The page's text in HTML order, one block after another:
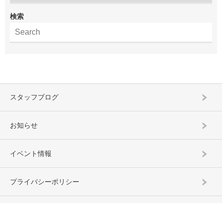
検索
スタッフブログ
お知らせ
イベント情報
プライバシーポリシー